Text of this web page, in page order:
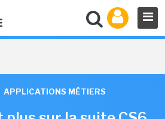
APPLICATIONS MÉTIERS